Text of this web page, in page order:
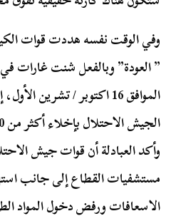
وفي الوقت نفسه هددت قوات
” العودة” وبالفعل شنت غارات
الموافق 16 اكتوبر / تشرين
وأكد العبادلة أن قوات جيش
مستشفيات القطاع إلى جانب
الاسعافات ورفض دخول المواد